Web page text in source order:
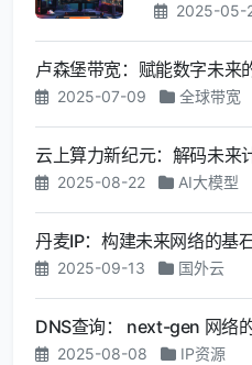
2025-05-
卢森堡带宽：赋能数字未来
2025-07-09 全球带宽
云上算力新纪元：解码未来
2025-08-22 AI大模型
丹麦IP：构建未来网络的基
2025-09-13 国外云
DNS查询： next-gen 网络
2025-08-08 IP资源